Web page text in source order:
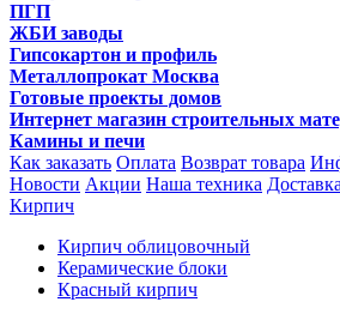
ПГП
ЖБИ заводы
Гипсокартон и профиль
Металлопрокат Москва
Готовые проекты домов
Интернет магазин строительных
Камины и печи
Как заказать Оплата Возврат товара
Новости Акции Наша техника
Кирпич
Кирпич облицовочный
Керамические блоки
Красный кирпич